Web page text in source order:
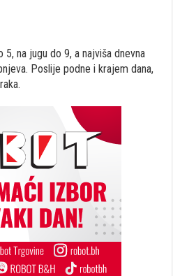
na jugu do 9, a najviša dnevna
Poslije podne i krajem dana,